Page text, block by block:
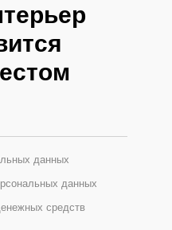
средств
данных
данных